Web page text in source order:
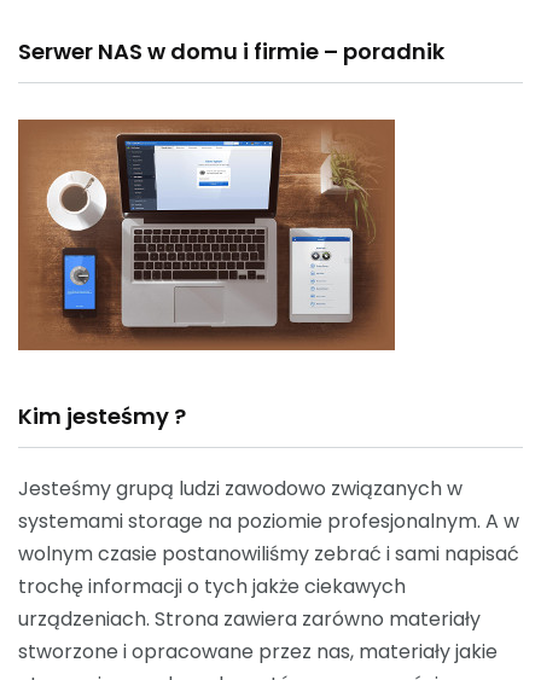
Serwer NAS w domu i firmie – poradnik
Kim jesteśmy ?
Jesteśmy grupą ludzi zawodowo związanych w
systemami storage na poziomie profesjonalnym. A w
wolnym czasie postanowiliśmy zebrać i sami napisać
trochę informacji o tych jakże ciekawych
urządzeniach. Strona zawiera zarówno materiały
stworzone i opracowane przez nas, materiały jakie